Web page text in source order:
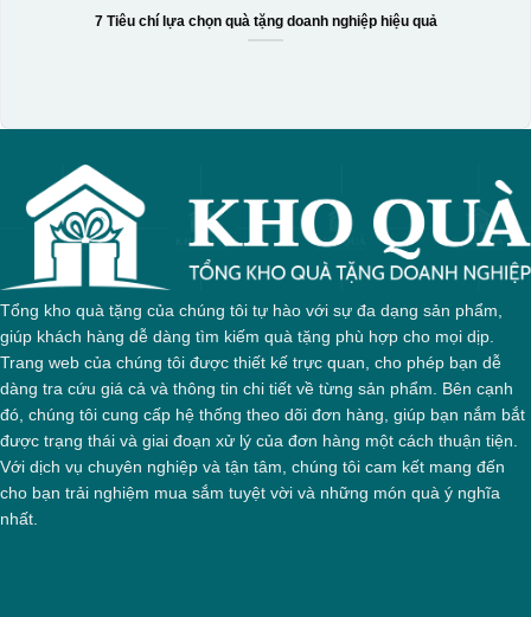
7 Tiêu chí lựa chọn quà tặng doanh nghiệp hiệu quả
Tổng kho quà tặng của chúng tôi tự hào với sự đa dạng sản phẩm,
giúp khách hàng dễ dàng tìm kiếm quà tặng phù hợp cho mọi dịp.
Trang web của chúng tôi được thiết kế trực quan, cho phép bạn dễ
dàng tra cứu giá cả và thông tin chi tiết về từng sản phẩm. Bên cạnh
đó, chúng tôi cung cấp hệ thống theo dõi đơn hàng, giúp bạn nắm bắt
được trạng thái và giai đoạn xử lý của đơn hàng một cách thuận tiện.
Với dịch vụ chuyên nghiệp và tận tâm, chúng tôi cam kết mang đến
cho bạn trải nghiệm mua sắm tuyệt vời và những món quà ý nghĩa
nhất.